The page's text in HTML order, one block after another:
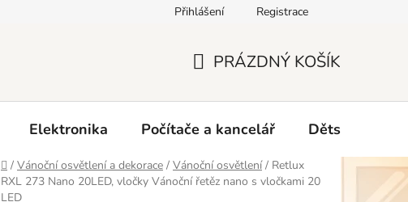
Přihlášení Registrace
KOŠÍK
PRÁZDNÝ KOŠÍK
Elektronika Počítače a kancelář Dětské zboží
Domů
/ Vánoční osvětlení a dekorace / Vánoční osvětlení / Retlux
RXL 273 Nano 20LED, vločky Vánoční řetěz nano s vločkami 20
LED